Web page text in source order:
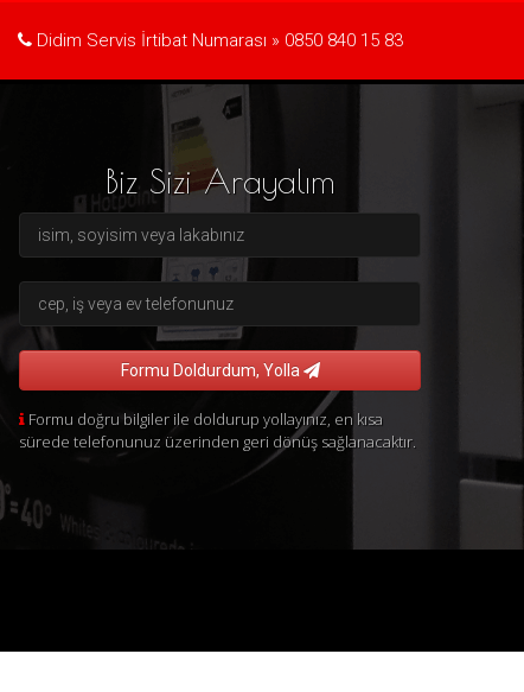
Didim Servis İrtibat Numarası » 0850 840 15 83
Biz Sizi Arayalım
Formu Doldurdum, Yolla
Formu doğru bilgiler ile doldurup yollayınız, en kısa
sürede telefonunuz üzerinden geri dönüş sağlanacaktır.